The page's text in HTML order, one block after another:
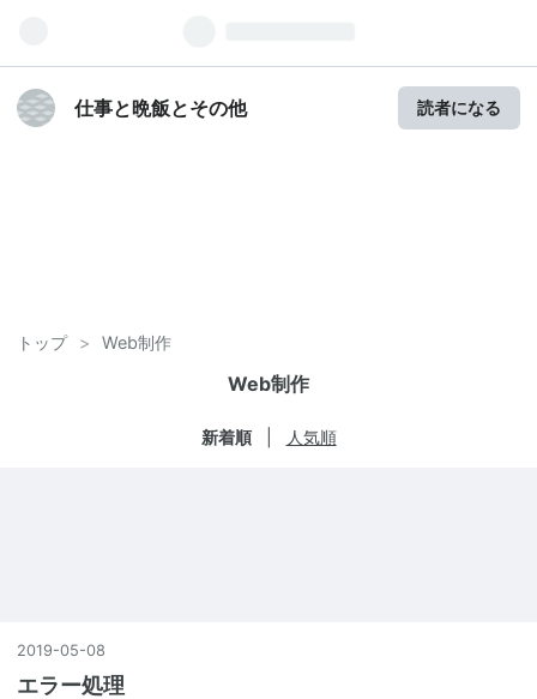
仕事と晩飯とその他 読者になる
トップ > Web制作
Web制作
新着順 人気順
2019-05-08
エラー処理